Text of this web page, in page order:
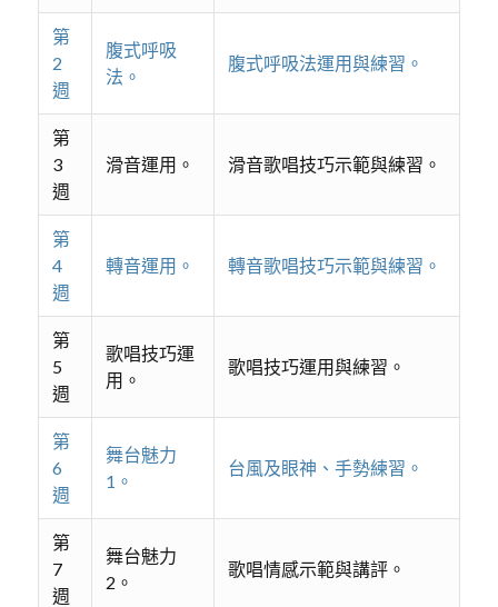
第
2
週
腹式呼吸
法。
腹式呼吸法運用與練習。
第
3
週
滑音運用。 滑音歌唱技巧示範與練習。
第
4
週
轉音運用。 轉音歌唱技巧示範與練習。
第
5
週
歌唱技巧運
用。
歌唱技巧運用與練習。
第
6
週
舞台魅力
1。
台風及眼神、手勢練習。
第
7
週
舞台魅力
2。
歌唱情感示範與講評。